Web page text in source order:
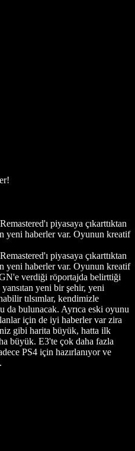
piyasaya çıkarttıktan
yeni haberler var. Oyunun kreatif
piyasaya çıkarttıktan
yeni haberler var. Oyunun kreatif
verdiği röportajda belirttiği
yeni bir şehir, yeni
tılsımlar, kendimizle
da bulunacak. Ayrıca eski oyunu
için de iyi haberler var zira
gibi harita büyük, hatta ilk
büyük. E3'te çok daha fazla
PS4 için hazırlanıyor ve